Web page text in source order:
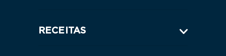
RECEITAS